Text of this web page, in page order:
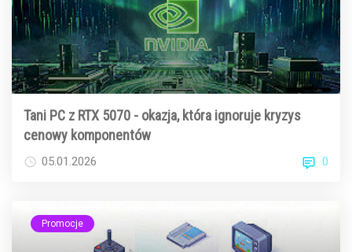
Tani PC z RTX 5070 - okazja, która ignoruje kryzys
cenowy komponentów
05.01.2026 0
Promocje